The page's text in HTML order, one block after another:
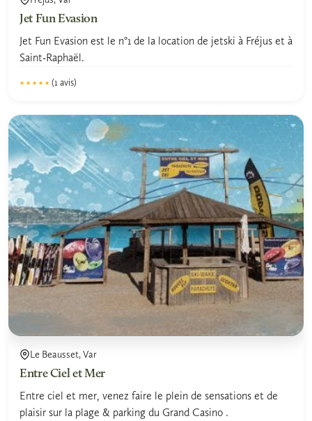
Jet Fun Evasion
Jet Fun Evasion est le n°1 de la location de jetski à Fréjus et à
Saint-Raphaël.
★★★★★
★★★★★ (1 avis)
Le Beausset, Var
Entre Ciel et Mer
Entre ciel et mer, venez faire le plein de sensations et de
plaisir sur la plage & parking du Grand Casino .